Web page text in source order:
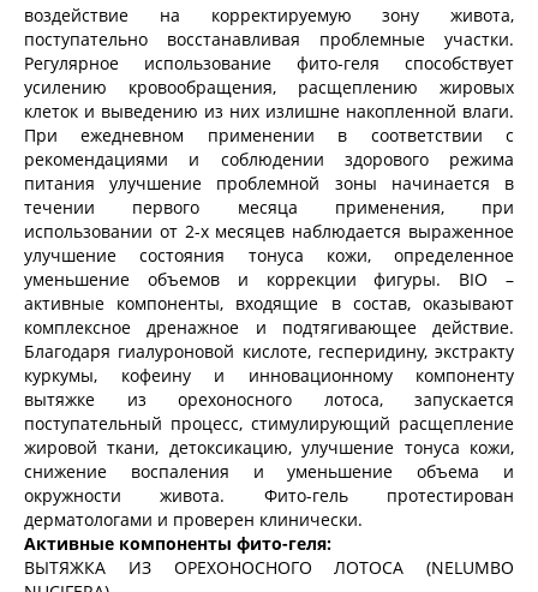
воздействие на корректируемую зону живота,
поступательно восстанавливая проблемные участки.
Регулярное использование фито-геля способствует
усилению кровообращения, расщеплению жировых
клеток и выведению из них излишне накопленной влаги.
При ежедневном применении в соответствии с
рекомендациями и соблюдении здорового режима
питания улучшение проблемной зоны начинается в
течении первого месяца применения, при
использовании от 2-х месяцев наблюдается выраженное
улучшение состояния тонуса кожи, определенное
уменьшение объемов и коррекции фигуры. BIO –
активные компоненты, входящие в состав, оказывают
комплексное дренажное и подтягивающее действие.
Благодаря гиалуроновой кислоте, гесперидину, экстракту
куркумы, кофеину и инновационному компоненту
вытяжке из орехоносного лотоса, запускается
поступательный процесс, стимулирующий расщепление
жировой ткани, детоксикацию, улучшение тонуса кожи,
снижение воспаления и уменьшение объема и
окружности живота. Фито-гель протестирован
дерматологами и проверен клинически.
Активные компоненты фито-геля:
ВЫТЯЖКА ИЗ ОРЕХОНОСНОГО ЛОТОСА (NELUMBO